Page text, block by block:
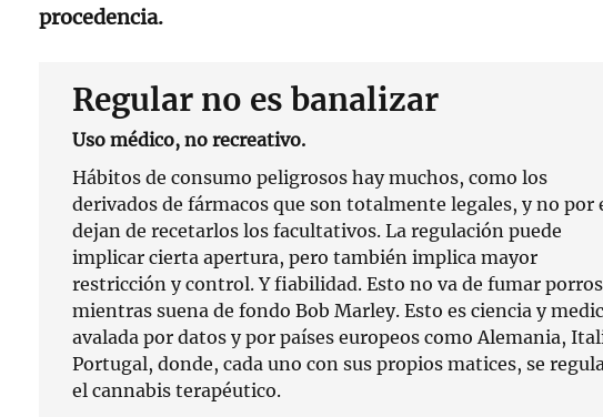
procedencia.
Regular no es banalizar
Uso médico, no recreativo.
Hábitos de consumo peligrosos hay muchos, como los
derivados de fármacos que son totalmente legales, y no por
dejan de recetarlos los facultativos. La regulación puede
implicar cierta apertura, pero también implica mayor
restricción y control. Y fiabilidad. Esto no va de fumar porros
mientras suena de fondo Bob Marley. Esto es ciencia y
avalada por datos y por países europeos como Alemania,
Portugal, donde, cada uno con sus propios matices, se
el cannabis terapéutico.